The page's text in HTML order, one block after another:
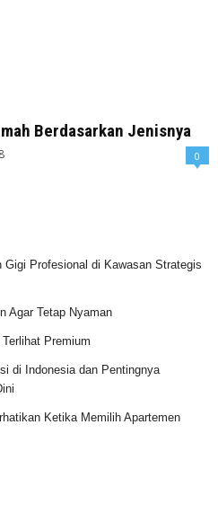
Berdasarkan Jenisnya
0
Gigi Profesional di Kawasan Strategis
Agar Tetap Nyaman
Premium
di Indonesia dan Pentingnya
Ketika Memilih Apartemen